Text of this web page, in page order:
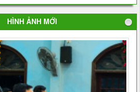
HÌNH ẢNH MỚI